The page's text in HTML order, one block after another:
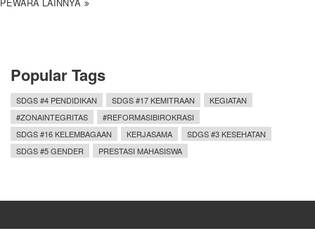
Popular Tags
SDGS #4 PENDIDIKAN SDGS #17 KEMITRAAN
KEGIATAN
#ZONAINTEGRITAS
#REFORMASIBIROKRASI
SDGS #16 KELEMBAGAAN
KERJASAMA
SDGS #3 KESEHATAN
SDGS #5 GENDER
PRESTASI MAHASISWA